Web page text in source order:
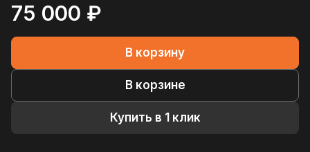
75 000 ₽
В корзину
В корзине
Купить в 1 клик